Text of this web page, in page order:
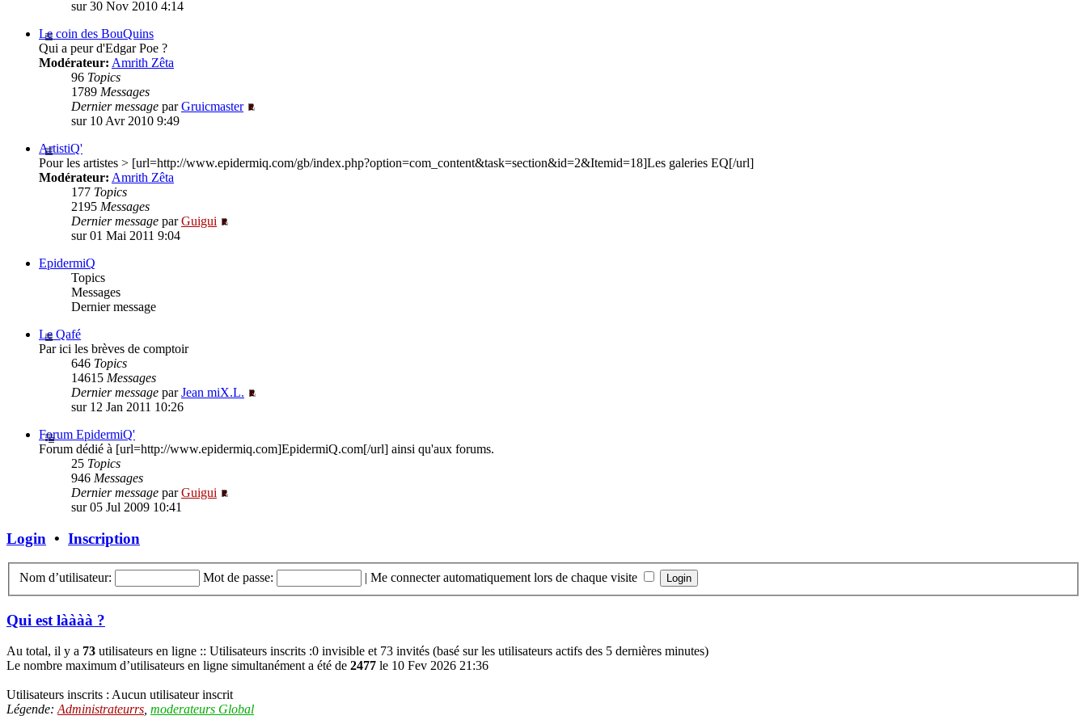
sur 30 Nov 2010 4:14
Le coin des BouQuins
Qui a peur d'Edgar Poe ?
Modérateur: Amrith Zêta
96 Topics
1789 Messages
Dernier message parGruicmaster
sur 10 Avr 2010 9:49
ArtistiQ'
Pour les artistes > [url=http://www.epidermiq.com/gb/index.php?option=com_content&task=section&id=2&Itemid=18]Les galeries EQ[/url]
Modérateur: Amrith Zêta
177 Topics
2195 Messages
Dernier message parGuigui
sur 01 Mai 2011 9:04
EpidermiQ
Topics
Messages
Dernier message
Le Qafé
Par ici les brèves de comptoir
646 Topics
14615 Messages
Dernier message parJean miX.L.
sur 12 Jan 2011 10:26
Forum EpidermiQ'
Forum dédié à [url=http://www.epidermiq.com]EpidermiQ.com[/url] ainsi qu'aux forums.
25 Topics
946 Messages
Dernier message parGuigui
sur 05 Jul 2009 10:41
Login • Inscription
Nom d’utilisateur: Mot de passe: | Me connecter automatiquement lors de chaque visite
Qui est làààà ?
Au total, il y a 73 utilisateurs en ligne :: Utilisateurs inscrits :0 invisible et 73 invités (basé sur les utilisateurs actifs des 5 dernières minutes)
Le nombre maximum d’utilisateurs en ligne simultanément a été de 2477 le 10 Fev 2026 21:36
Utilisateurs inscrits : Aucun utilisateur inscrit
Légende:Administrateurrs, moderateurs Global